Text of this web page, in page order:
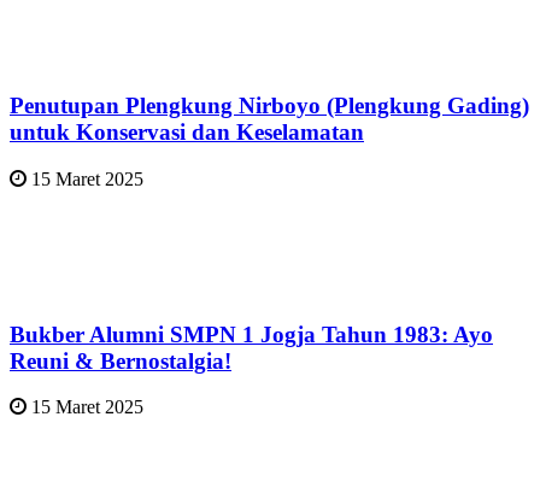
Penutupan Plengkung Nirboyo (Plengkung Gading)
untuk Konservasi dan Keselamatan
15 Maret 2025
Bukber Alumni SMPN 1 Jogja Tahun 1983: Ayo
Reuni & Bernostalgia!
15 Maret 2025